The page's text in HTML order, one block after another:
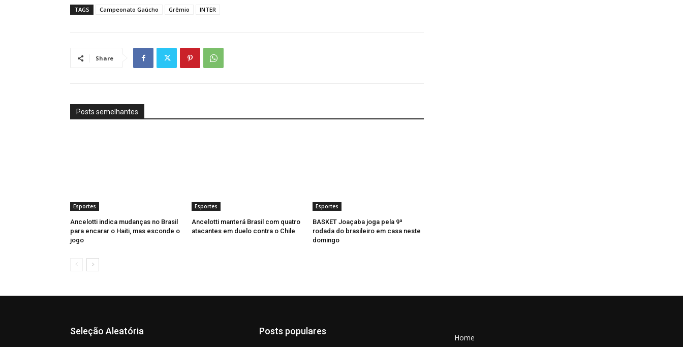
TAGS Campeonato Gaúcho Grêmio INTER
Share
Posts semelhantes
Esportes
Ancelotti indica mudanças no Brasil
para encarar o Haiti, mas esconde o
jogo
Esportes
Ancelotti manterá Brasil com quatro
atacantes em duelo contra o Chile
Esportes
BASKET Joaçaba joga pela 9ª
rodada do brasileiro em casa neste
domingo
Seleção Aleatória Posts populares
Home